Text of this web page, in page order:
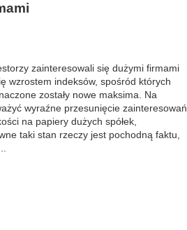
zainteresowali się dużymi firmami
wzrostem indeksów, spośród których
zostały nowe maksima. Na
wyraźne przesunięcie zainteresowań
na papiery dużych spółek,
taki stan rzeczy jest pochodną faktu,